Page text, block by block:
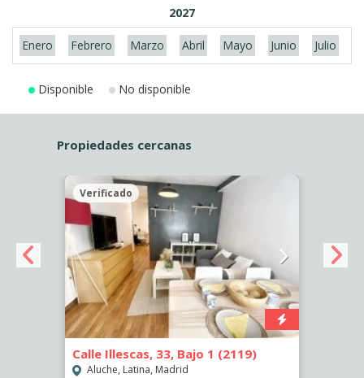
2027
Enero Febrero Marzo Abril Mayo Junio Julio
Disponible No disponible
Propiedades cercanas
Verificado
Calle Illescas, 33, Bajo 1 (2119)
Aluche, Latina, Madrid